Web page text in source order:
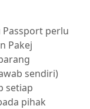
Passport perlu
Pakej
sendiri)
setiap
pihak